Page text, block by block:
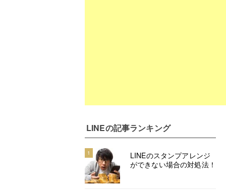
LINEの記事ランキング
1
LINEのスタンプアレンジ
ができない場合の対処法！